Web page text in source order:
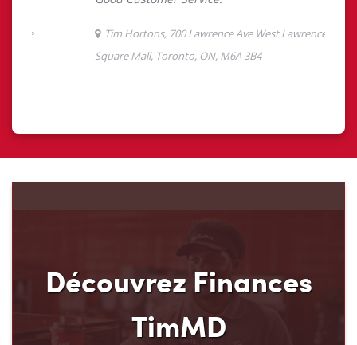
Découvrez Finances
TimMD